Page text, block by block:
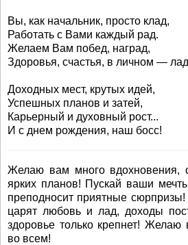
Вы, как начальник, просто клад,
Работать с Вами каждый рад.
Желаем Вам побед, наград,
Здоровья, счастья, в личном —
Доходных мест, крутых идей,
Успешных планов и затей,
Карьерный и духовный рост...
И с днем рождения, наш босс!
Желаю вам много вдохновения,
ярких планов! Пускай ваши
преподносит приятные
царят любовь и лад, доходы
здоровье только крепнет! Желаю
во всем!